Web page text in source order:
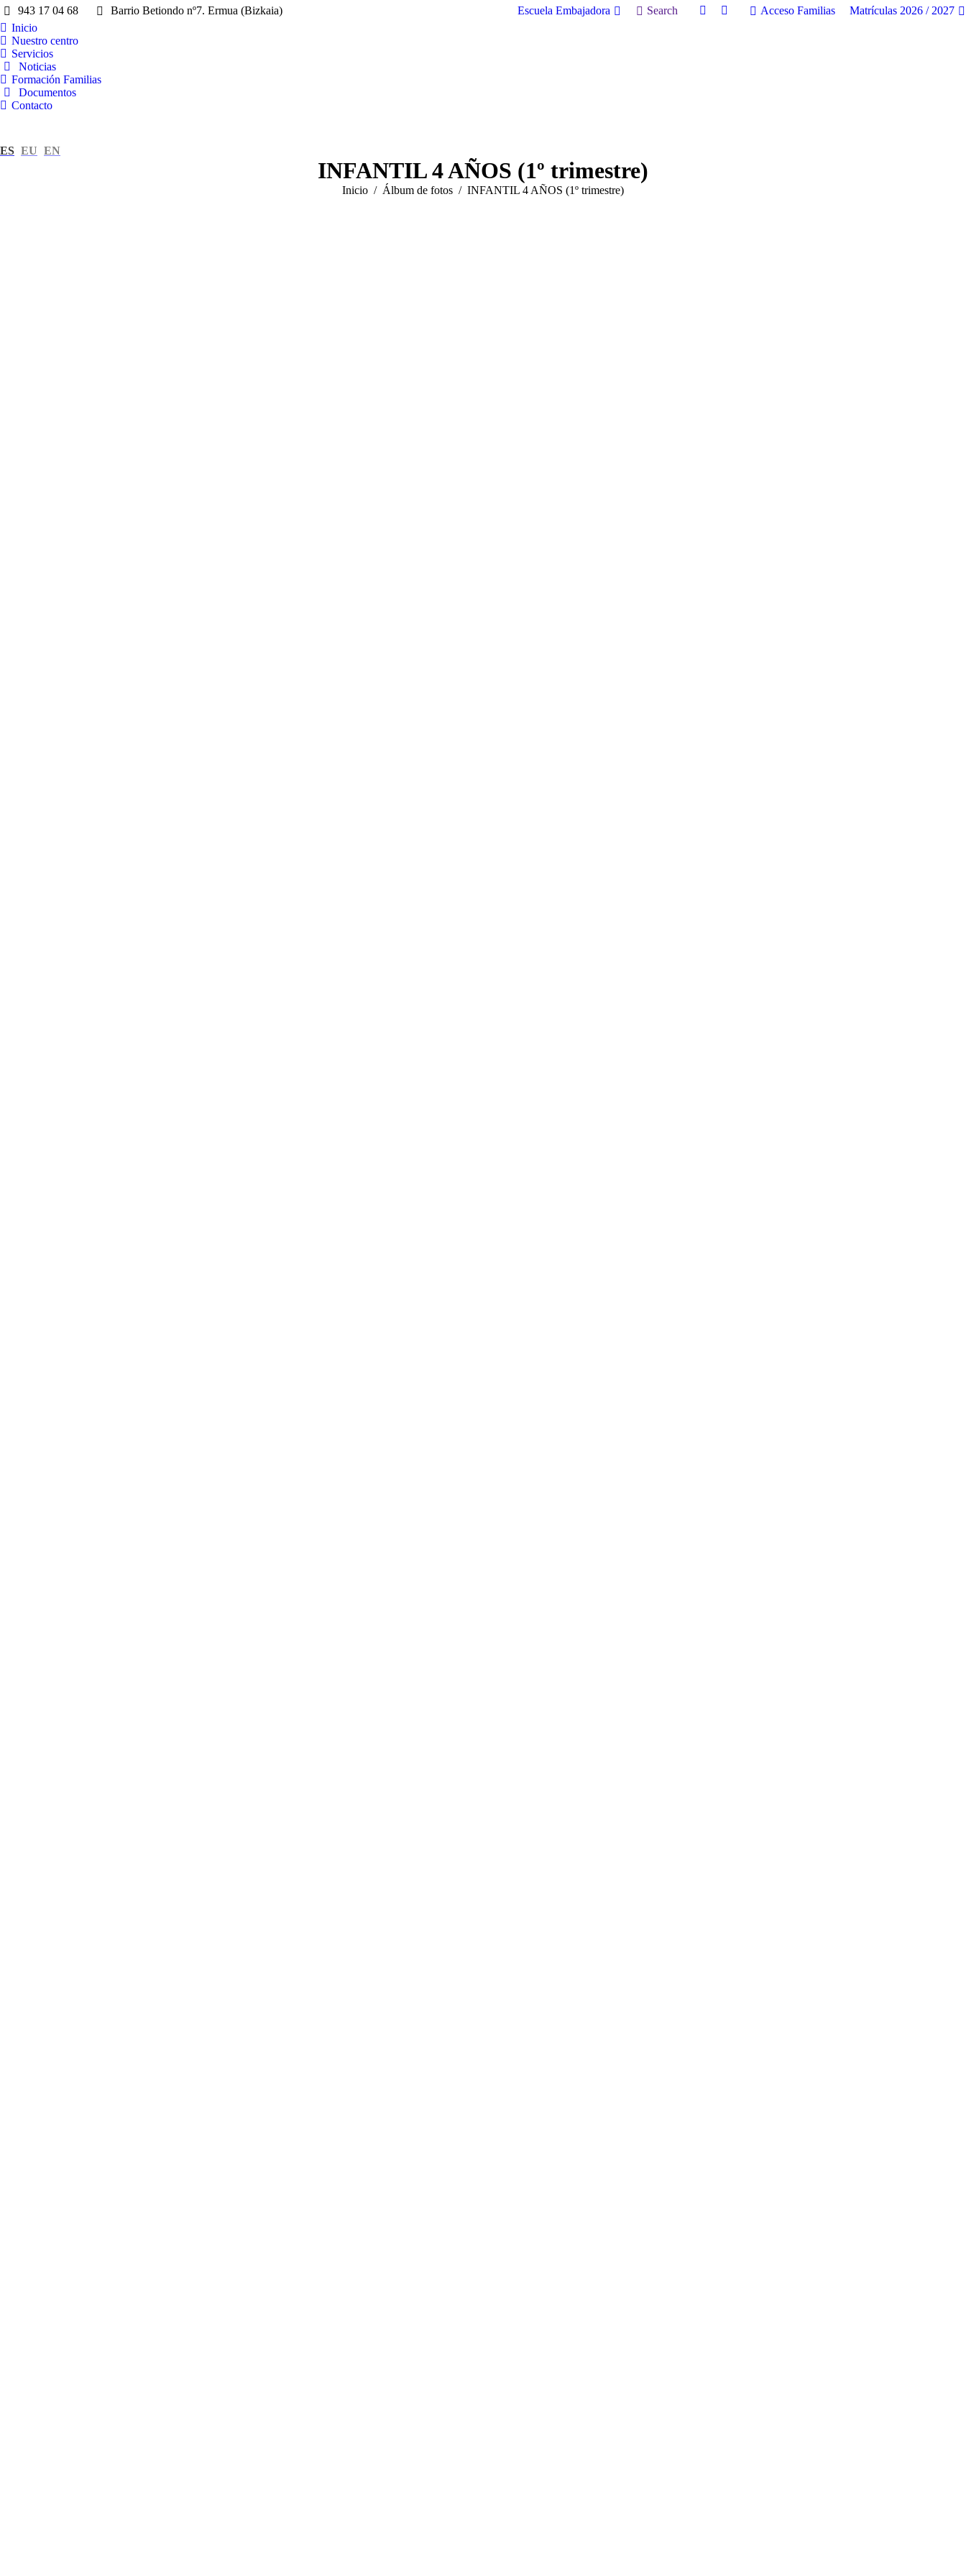
943 17 04 68 Barrio Betiondo nº7. Ermua (Bizkaia) Escuela Embajadora Buscar:
Search
FacebookTwitter
Acceso Familias
Matrículas 2026 / 2027
Inicio
Nuestro centro
Servicios
Noticias
Formación Familias
Documentos
Contacto
ES EU EN
INFANTIL 4 AÑOS (1º trimestre)
Estás aquí:
Inicio Álbum de fotos INFANTIL 4 AÑOS (1º trimestre)